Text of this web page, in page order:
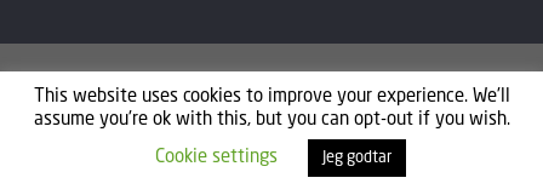
Expoteket AS © 2021
This website uses cookies to improve your experience. We'll
assume you're ok with this, but you can opt-out if you wish.
Cookie settings Jeg godtar